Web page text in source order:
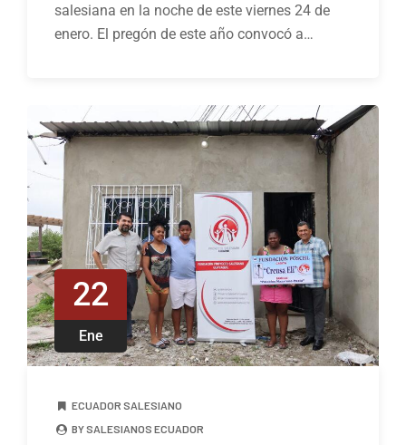
salesiana en la noche de este viernes 24 de
enero. El pregón de este año convocó a…
22
Ene
ECUADOR SALESIANO
BY SALESIANOS ECUADOR